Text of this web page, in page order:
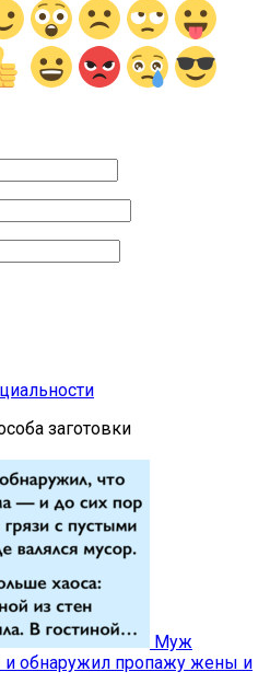
заготовки
Муж
и обнаружил пропажу жены и